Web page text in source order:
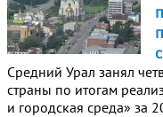
Средний Урал занял
страны по итогам
и городская среда» за